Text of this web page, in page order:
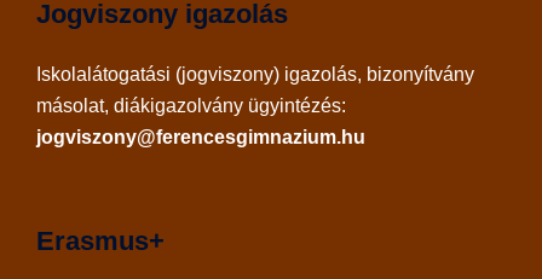
Jogviszony igazolás
Iskolalátogatási (jogviszony) igazolás, bizonyítvány
másolat, diákigazolvány ügyintézés:
jogviszony@ferencesgimnazium.hu
Erasmus+